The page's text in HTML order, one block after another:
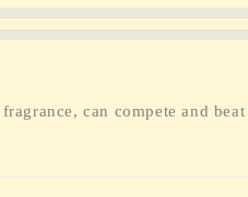
can compete and